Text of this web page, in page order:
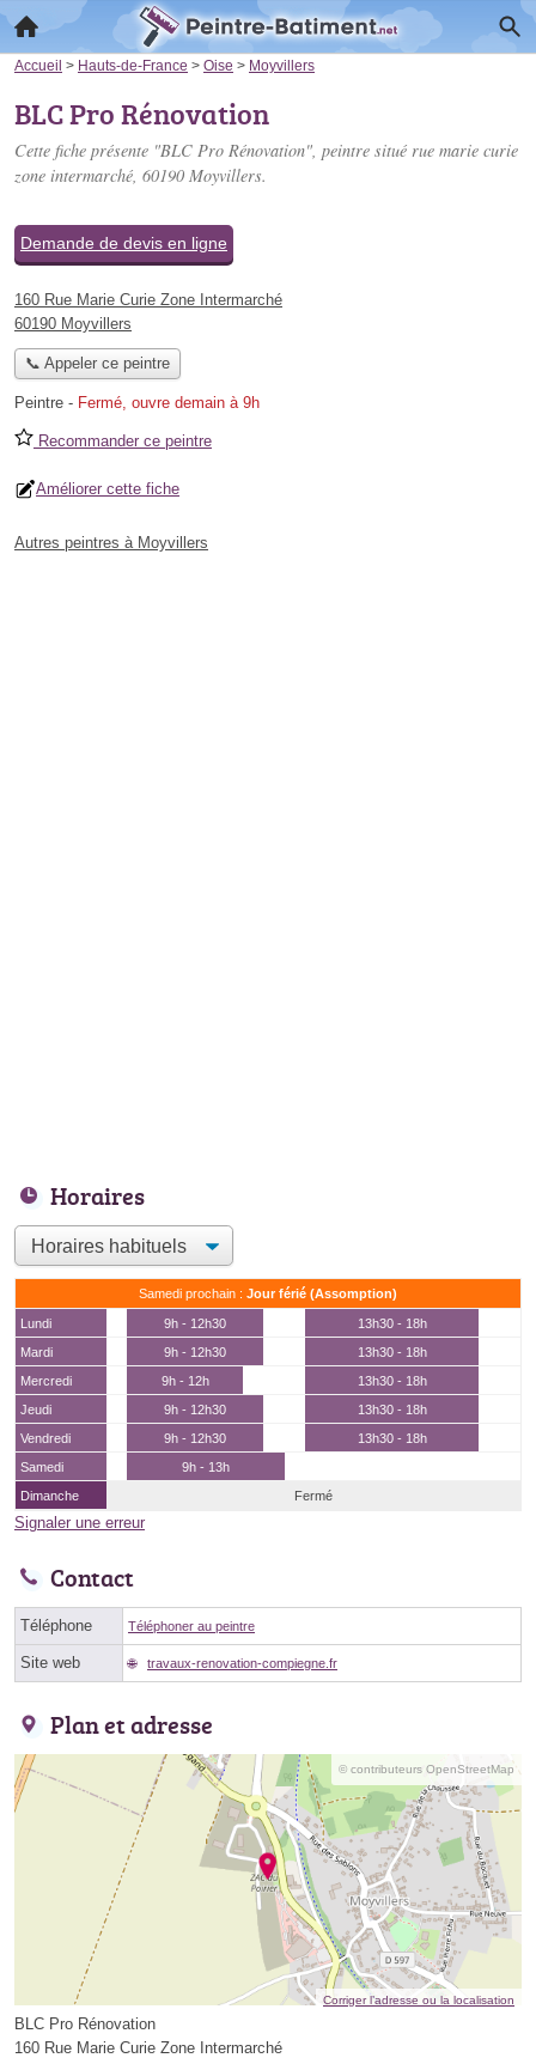
Accueil > Hauts-de-France > Oise > Moyvillers
BLC Pro Rénovation
Cette fiche présente "BLC Pro Rénovation", peintre situé rue marie curie
zone intermarché, 60190 Moyvillers.
Demande de devis en ligne
160 Rue Marie Curie Zone Intermarché
60190 Moyvillers
📞 Appeler ce peintre
Peintre - Fermé, ouvre demain à 9h
Recommander ce peintre
Améliorer cette fiche
Autres peintres à Moyvillers
Horaires
Samedi prochain : Jour férié (Assomption)
Lundi 9h - 12h30
13h30 - 18h
Mardi
9h - 12h30
13h30 - 18h
Mercredi
9h - 12h
13h30 - 18h
Jeudi
9h - 12h30
13h30 - 18h
Vendredi
9h - 12h30
13h30 - 18h
Samedi
9h - 13h
Dimanche
Fermé
Signaler une erreur
Contact
Téléphone Téléphoner au peintre
Site web travaux-renovation-compiegne.fr
Plan et adresse
© contributeurs OpenStreetMap
Corriger l’adresse ou la localisation
BLC Pro Rénovation
160 Rue Marie Curie Zone Intermarché